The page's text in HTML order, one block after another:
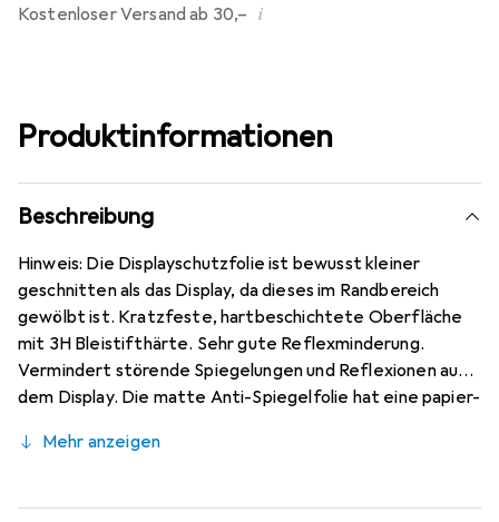
Kostenloser Versand ab 30,– i
Produktinformationen
Beschreibung
Hinweis: Die Displayschutzfolie ist bewusst kleiner
geschnitten als das Display, da dieses im Randbereich
gewölbt ist. Kratzfeste, hartbeschichtete Oberfläche
mit 3H Bleistifthärte. Sehr gute Reflexminderung.
Vermindert störende Spiegelungen und Reflexionen auf
dem Display. Die matte Anti-Spiegelfolie hat eine papier-
Zenfone 7 Glas, da dieses gewölbt ist (siehe Fotos),
(ohne Klebstoff). Kinderleichte Anbringung - 100%
Mehr anzeigen